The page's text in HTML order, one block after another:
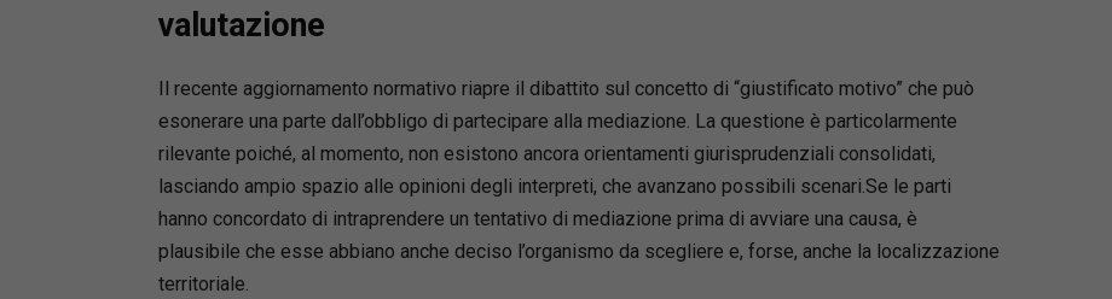
valutazione
Il recente aggiornamento normativo riapre il dibattito sul concetto di “giustificato motivo” che può
esonerare una parte dall’obbligo di partecipare alla mediazione. La questione è particolarmente
rilevante poiché, al momento, non esistono ancora orientamenti giurisprudenziali consolidati,
lasciando ampio spazio alle opinioni degli interpreti, che avanzano possibili scenari.Se le parti
hanno concordato di intraprendere un tentativo di mediazione prima di avviare una causa, è
plausibile che esse abbiano anche deciso l’organismo da scegliere e, forse, anche la localizzazione
territoriale.